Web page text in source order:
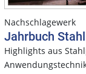
Nachschlagewerk
Jahrbuch
Highlights aus